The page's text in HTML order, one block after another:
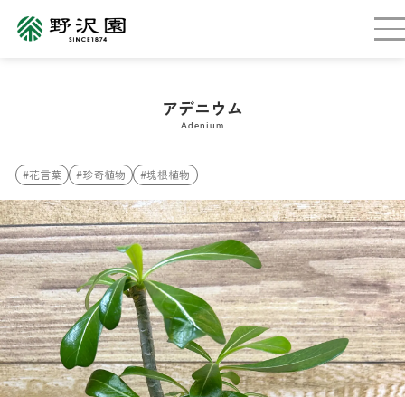
アデニウム
Adenium
#花言葉 #珍奇植物 #塊根植物